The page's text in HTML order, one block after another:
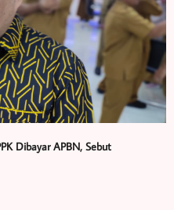
Dibayar APBN, Sebut